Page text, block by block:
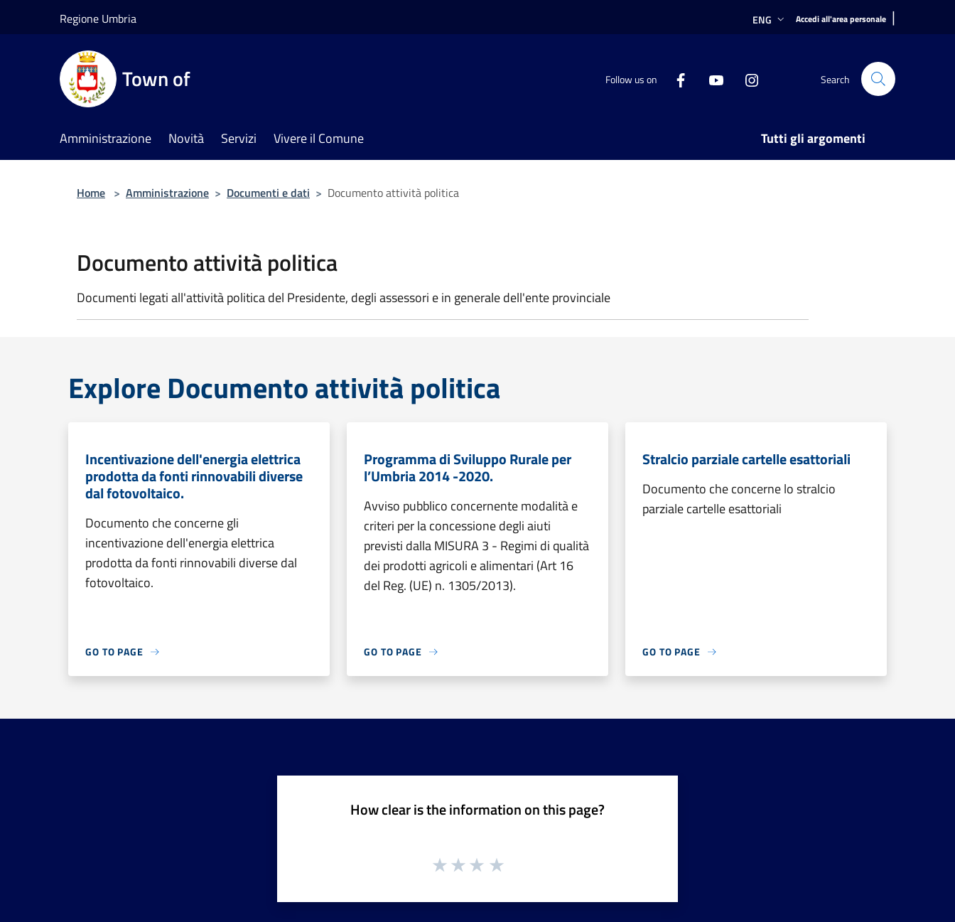
Regione Umbria ENG Accedi all'area personale |
Town of Follow us on Search
Amministrazione Novità Servizi Vivere il Comune Tutti gli argomenti
Home > Amministrazione > Documenti e dati > Documento attività politica
Documento attività politica
Documenti legati all'attività politica del Presidente, degli assessori e in generale dell'ente provinciale
Explore Documento attività politica
Incentivazione dell'energia elettrica
prodotta da fonti rinnovabili diverse
dal fotovoltaico.
Documento che concerne gli
incentivazione dell'energia elettrica
prodotta da fonti rinnovabili diverse dal
fotovoltaico.
GO TO PAGE
Programma di Sviluppo Rurale per
l’Umbria 2014 -2020.
Avviso pubblico concernente modalità e
criteri per la concessione degli aiuti
previsti dalla MISURA 3 - Regimi di qualità
dei prodotti agricoli e alimentari (Art 16
del Reg. (UE) n. 1305/2013).
GO TO PAGE
Stralcio parziale cartelle esattoriali
Documento che concerne lo stralcio
parziale cartelle esattoriali
GO TO PAGE
How clear is the information on this page?